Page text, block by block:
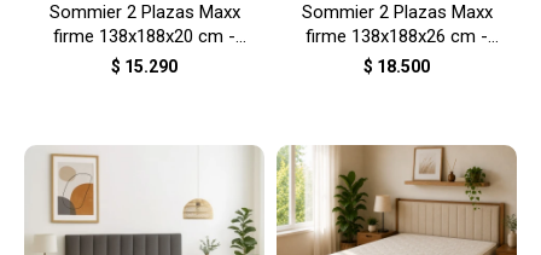
Sommier 2 Plazas Maxx
firme 138x188x20 cm -
S/C
$ 15.290
Sommier 2 Plazas Maxx
firme 138x188x26 cm -
S/C
$ 18.500